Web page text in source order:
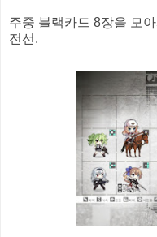
주중 블랙카드 8장을 모아
전선.